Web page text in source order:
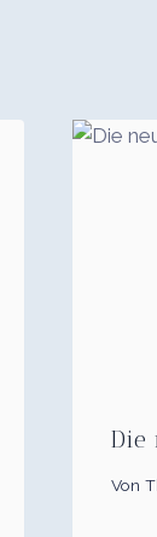
Die
Von